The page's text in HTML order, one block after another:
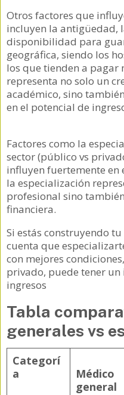
Otros factores que
incluyen la antigüedad,
disponibilidad para
geográfica, siendo los
los que tienden a pagar
representa no solo un
académico, sino
en el potencial de
Factores como la
sector (público vs
influyen fuertemente en
la especialización
profesional sino
financiera.
Si estás construyendo
cuenta que
con mejores
privado, puede tener
ingresos
Tabla
generales vs
Categorí
a
Médico
general